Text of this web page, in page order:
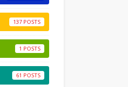
137
1
61